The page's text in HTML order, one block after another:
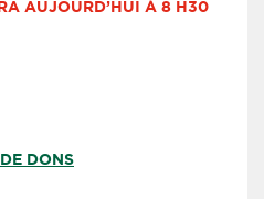
AUJOURD’HUI À 8 H30
DONS